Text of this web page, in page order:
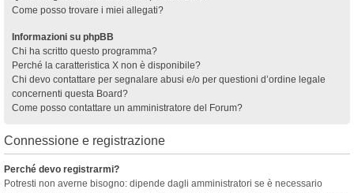
Come posso trovare i miei allegati?
Informazioni su phpBB
Chi ha scritto questo programma?
Perché la caratteristica X non è disponibile?
Chi devo contattare per segnalare abusi e/o per questioni d’ordine legale
concernenti questa Board?
Come posso contattare un amministratore del Forum?
Connessione e registrazione
Perché devo registrarmi?
Potresti non averne bisogno: dipende dagli amministratori se è necessario